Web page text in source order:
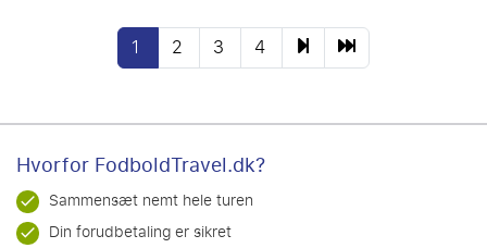
1 2 3 4
Hvorfor FodboldTravel.dk?
Sammensæt nemt hele turen
Din forudbetaling er sikret